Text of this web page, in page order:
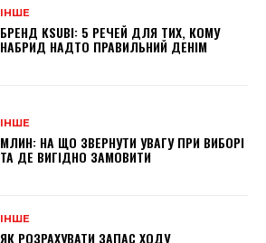
ІНШЕ
БРЕНД KSUBI: 5 РЕЧЕЙ ДЛЯ ТИХ, КОМУ
НАБРИД НАДТО ПРАВИЛЬНИЙ ДЕНІМ
ІНШЕ
МЛИН: НА ЩО ЗВЕРНУТИ УВАГУ ПРИ ВИБОРІ
ТА ДЕ ВИГІДНО ЗАМОВИТИ
ІНШЕ
ЯК РОЗРАХУВАТИ ЗАПАС ХОДУ